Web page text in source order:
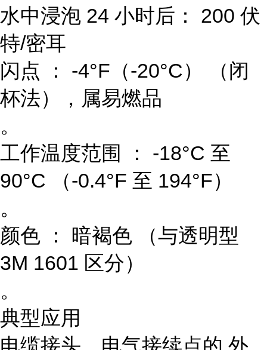
水中浸泡 24 小时后： 200 伏
特/密耳
闪点 ： -4°F（-20°C） （闭
杯法），属易燃品
。
工作温度范围 ： -18°C 至
90°C （-0.4°F 至 194°F）
。
颜色 ： 暗褐色 （与透明型
3M 1601 区分）
。
典型应用
电缆接头、电气接续点的 外